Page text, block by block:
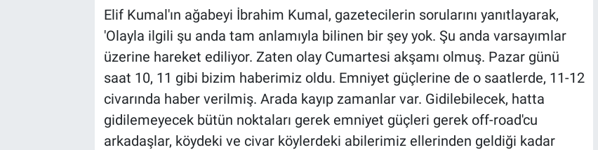
Elif Kumal'ın ağabeyi İbrahim Kumal, gazetecilerin sorularını yanıtlayarak,
'Olayla ilgili şu anda tam anlamıyla bilinen bir şey yok. Şu anda varsayımlar
üzerine hareket ediliyor. Zaten olay Cumartesi akşamı olmuş. Pazar günü
saat 10, 11 gibi bizim haberimiz oldu. Emniyet güçlerine de o saatlerde, 11-12
civarında haber verilmiş. Arada kayıp zamanlar var. Gidilebilecek, hatta
gidilemeyecek bütün noktaları gerek emniyet güçleri gerek off-road'cu
arkadaşlar, köydeki ve civar köylerdeki abilerimiz ellerinden geldiği kadar